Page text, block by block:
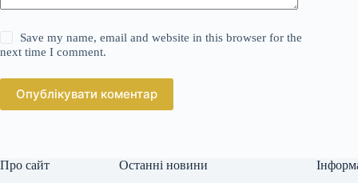
Save my name, email and website in this browser for the
next time I comment.
Опублікувати коментар
Про сайт Останні новини